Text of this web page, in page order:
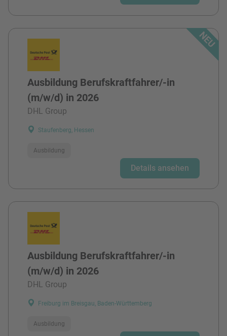
Ausbildung Berufskraftfahrer/-in
(m/w/d) in 2026
DHL Group
Staufenberg, Hessen
Ausbildung
Details ansehen
Ausbildung Berufskraftfahrer/-in
(m/w/d) in 2026
DHL Group
Freiburg im Breisgau, Baden-Württemberg
Ausbildung